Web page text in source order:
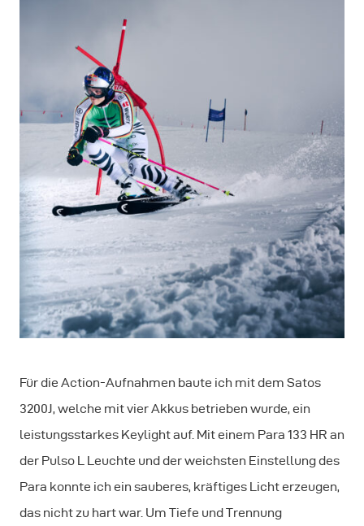
Für die Action-Aufnahmen baute ich mit dem Satos
3200J, welche mit vier Akkus betrieben wurde, ein
leistungsstarkes Keylight auf. Mit einem Para 133 HR an
der Pulso L Leuchte und der weichsten Einstellung des
Para konnte ich ein sauberes, kräftiges Licht erzeugen,
das nicht zu hart war. Um Tiefe und Trennung